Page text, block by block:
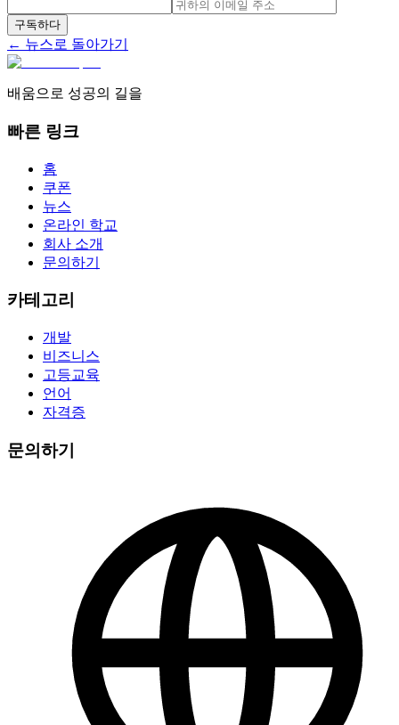
구독하다
← 뉴스로 돌아가기
배움으로 성공의 길을
빠른 링크
홈
쿠폰
뉴스
온라인 학교
회사 소개
문의하기
카테고리
개발
비즈니스
고등교육
언어
자격증
문의하기